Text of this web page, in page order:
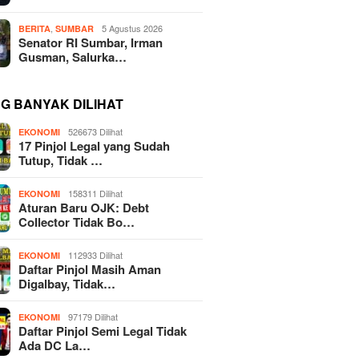
BERITA ,SUMBAR 5 Agustus 2026
Senator RI Sumbar, Irman
Gusman, Salurka…
BANYAK DILIHAT
EKONOMI 526673 Dilihat
17 Pinjol Legal yang Sudah
Tutup, Tidak …
EKONOMI 158311 Dilihat
Aturan Baru OJK: Debt
Collector Tidak Bo…
EKONOMI 112933 Dilihat
Daftar Pinjol Masih Aman
Digalbay, Tidak…
EKONOMI 97179 Dilihat
Daftar Pinjol Semi Legal Tidak
Ada DC La…